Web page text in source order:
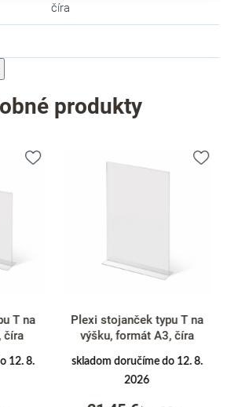
číra
produkty
T na
číra
12. 8.
Plexi stojanček typu T na
výšku, formát A3, číra
skladom doručíme do 12. 8.
2026